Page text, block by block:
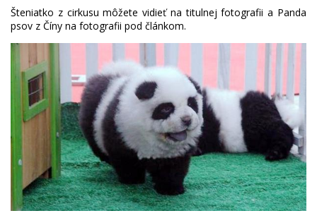
Šteniatko z cirkusu môžete vidieť na titulnej fotografii a Panda
psov z Číny na fotografii pod článkom.